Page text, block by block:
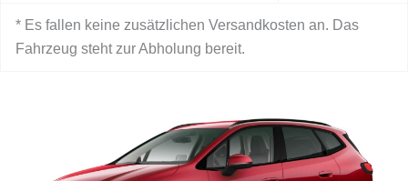
* Es fallen keine zusätzlichen Versandkosten an. Das
Fahrzeug steht zur Abholung bereit.